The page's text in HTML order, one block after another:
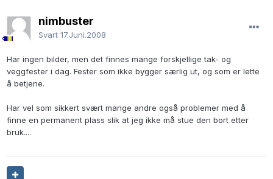
nimbuster
Svart 17.Juni.2008
Har ingen bilder, men det finnes mange forskjellige tak- og
veggfester i dag. Fester som ikke bygger særlig ut, og som er lette
å betjene.
Har vel som sikkert svært mange andre også problemer med å
finne en permanent plass slik at jeg ikke må stue den bort etter
bruk....